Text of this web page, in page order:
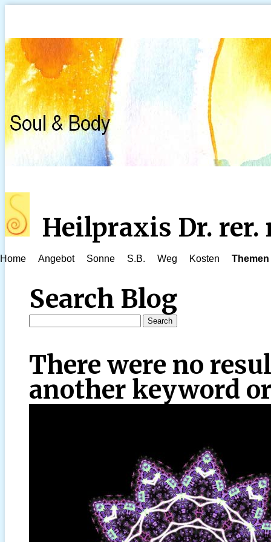
Heilpraxis Dr. rer.
Home Angebot Sonne S.B. Weg Kosten Themen
Search Blog
There were no
another keyword